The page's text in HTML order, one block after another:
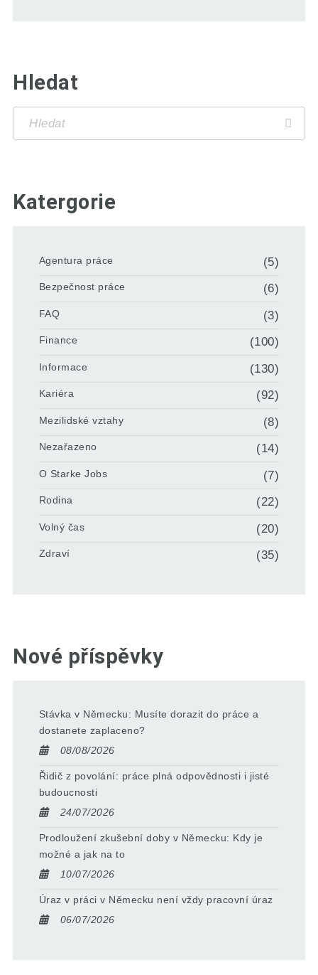
Hledat
Katergorie
Agentura práce (5)
Bezpečnost práce (6)
FAQ (3)
Finance (100)
Informace (130)
Kariéra (92)
Mezilidské vztahy (8)
Nezařazeno (14)
O Starke Jobs (7)
Rodina (22)
Volný čas (20)
Zdraví (35)
Nové příspěvky
Stávka v Německu: Musíte dorazit do práce a
dostanete zaplaceno?
08/08/2026
Řidič z povolání: práce plná odpovědnosti i jisté
budoucnosti
24/07/2026
Prodloužení zkušební doby v Německu: Kdy je
možné a jak na to
10/07/2026
Úraz v práci v Německu není vždy pracovní úraz
06/07/2026